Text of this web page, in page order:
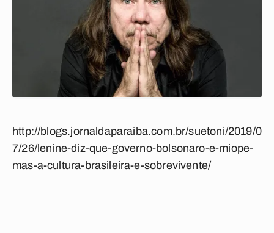
http://blogs.jornaldaparaiba.com.br/suetoni/2019/0
7/26/lenine-diz-que-governo-bolsonaro-e-miope-
mas-a-cultura-brasileira-e-sobrevivente/